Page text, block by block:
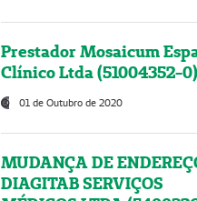
Prestador Mosaicum
Clínico Ltda (51004352-0)
01 de Outubro de 2020
MUDANÇA DE
DIAGITAB SERVIÇOS